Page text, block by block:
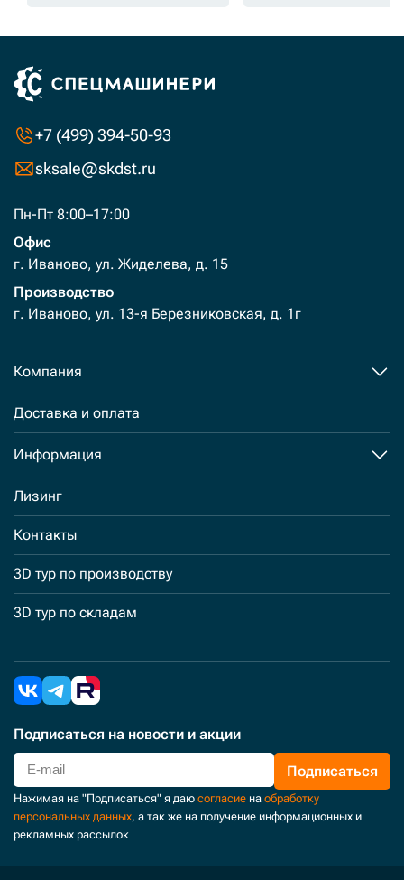
+7 (499) 394-50-93
sksale@skdst.ru
Пн-Пт 8:00–17:00
Офис
г. Иваново, ул. Жиделева, д. 15
Производство
г. Иваново, ул. 13-я Березниковская, д. 1г
Компания
Доставка и оплата
Информация
Лизинг
Контакты
3D тур по производству
3D тур по складам
Подписаться на новости и акции
Подписаться
Нажимая на "Подписаться" я даю согласие на обработку
персональных данных, а так же на получение информационных и
рекламных рассылок